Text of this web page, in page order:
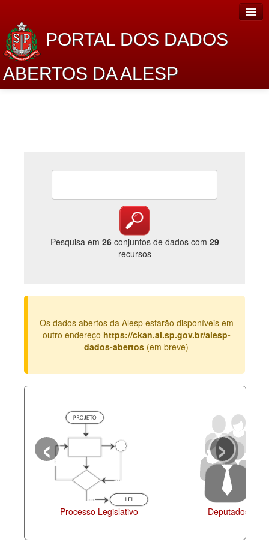
PORTAL DOS DADOS
ABERTOS DA ALESP
Lei de Acesso à Informação
Catálogo de dados
Legislação
Perguntas frequentes
Pesquisa em 26conjuntos de dados com 29
recursos
Os dados abertos da Alesp estarão disponíveis em
outro endereço https://ckan.al.sp.gov.br/alesp-
dados-abertos (em breve)
Processo Legislativo Deputados
‹ ›